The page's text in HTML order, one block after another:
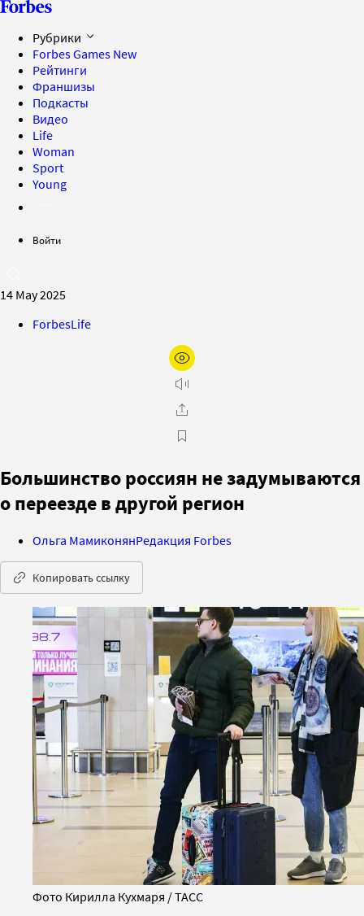
Рубрики
Forbes Games New
Рейтинги
Франшизы
Подкасты
Видео
Life
Woman
Sport
Young
Войти
14 May 2025
ForbesLife
Большинство россиян не задумываются
о переезде в другой регион
Ольга МамиконянРедакция Forbes
Копировать ссылку
Фото Кирилла Кухмаря / ТАСС